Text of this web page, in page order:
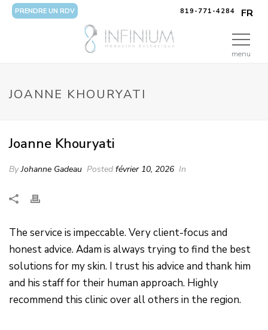
FR
819-771-4284
PRENDRE UN RDV
JOANNE KHOURYATI
Joanne Khouryati
ByJohanne Gadeau Posted février 10, 2026 In
The service is impeccable. Very client-focus and
honest advice. Adam is always trying to find the best
solutions for my skin. I trust his advice and thank him
and his staff for their human approach. Highly
recommend this clinic over all others in the region.
menu